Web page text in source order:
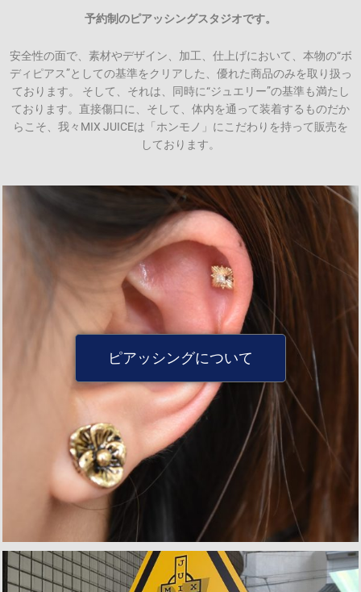
予約制のピアッシングスタジオです。
安全性の面で、素材やデザイン、加工、仕上げにおいて、本物の“ボ
ディピアス”としての基準をクリアした、優れた商品のみを取り扱っ
ております。 そして、それは、同時に“ジュエリー”の基準も満たし
ております。直接傷口に、そして、体内を通って装着するものだか
らこそ、我々MIX JUICEは「ホンモノ」にこだわりを持って販売を
しております。
ピアッシングについて